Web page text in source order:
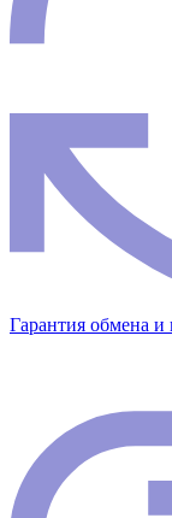
Гарантия обмена и